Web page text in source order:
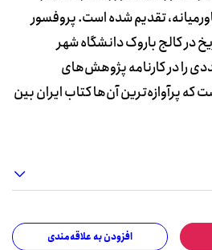
تقدیم شده است. پروفسور
در کالج باروک دانشگاه شهر
را در کارنامه پژوهش‌های
پرآوازه‌ترین آن‌ها کتاب ایران بین
افزودن به علاقه‌مندی